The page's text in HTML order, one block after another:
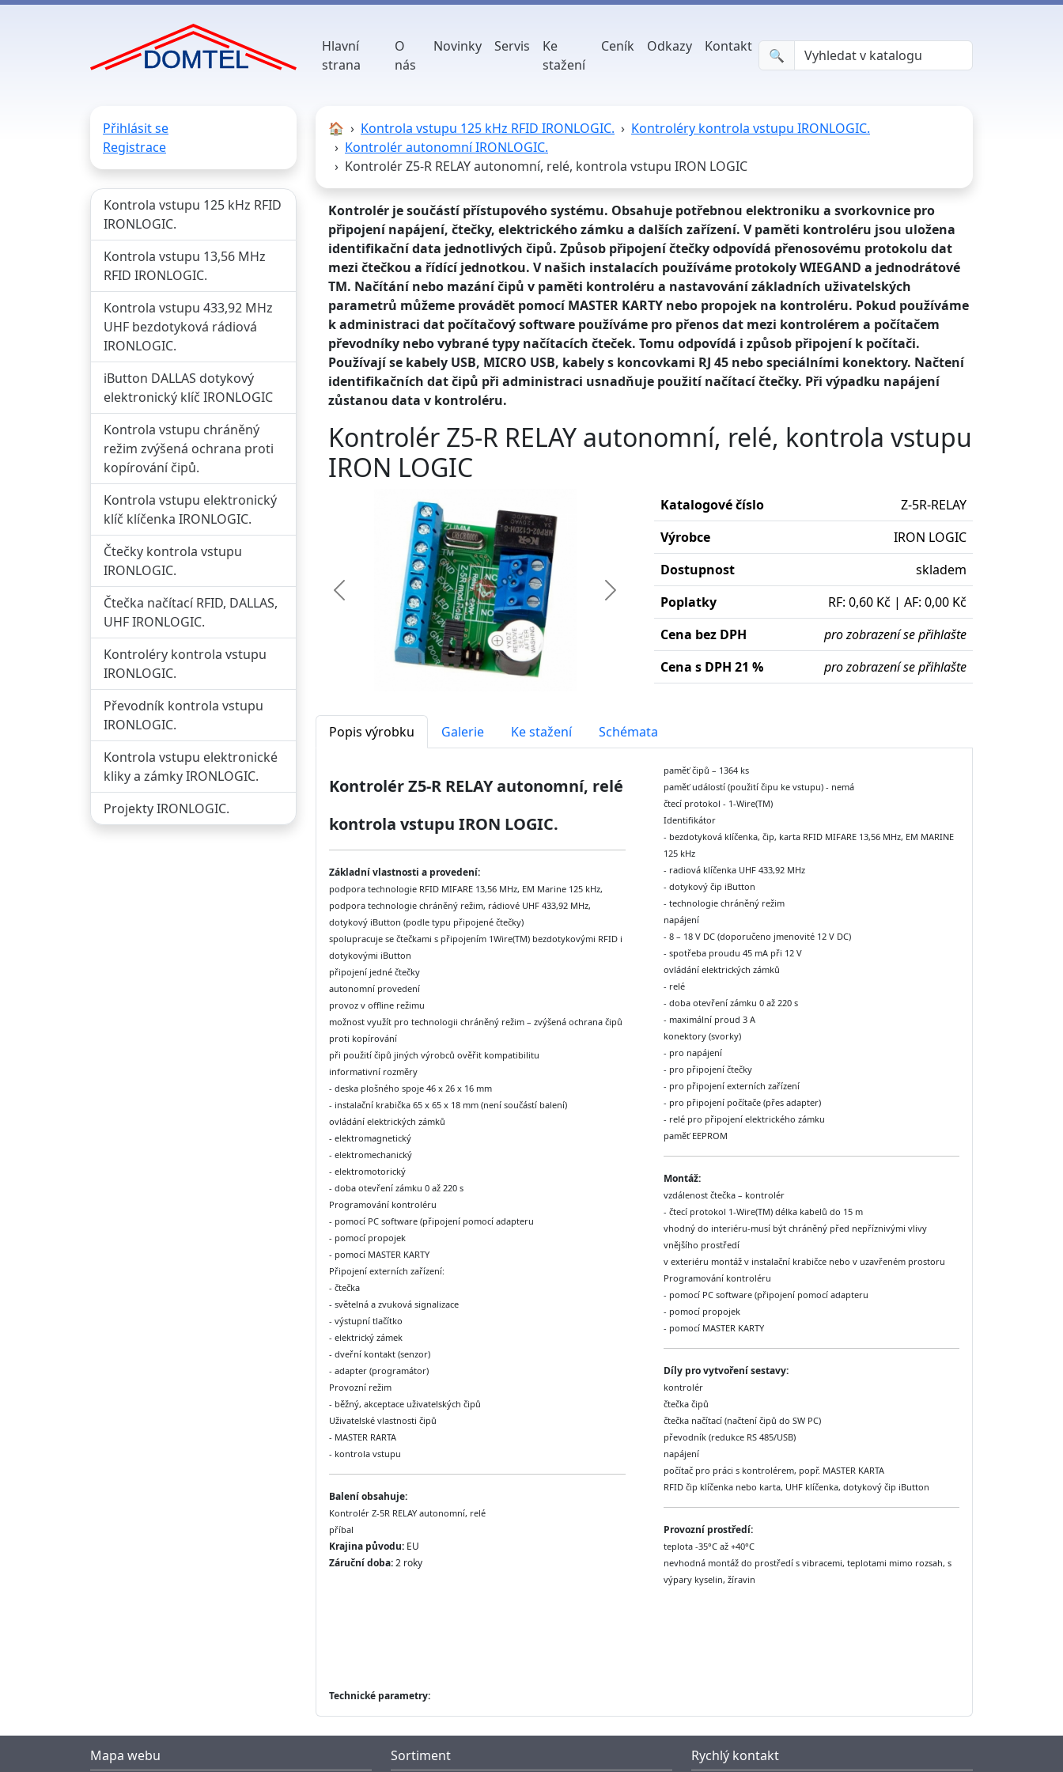
Hlavní
strana
O
nás
Novinky Servis
Ke
stažení
Ceník Odkazy Kontakt
🔍︎
Přihlásit se
Registrace
Kontrola vstupu 125 kHz RFID
IRONLOGIC.
Kontrola vstupu 13,56 MHz
RFID IRONLOGIC.
Kontrola vstupu 433,92 MHz
UHF bezdotyková rádiová
IRONLOGIC.
iButton DALLAS dotykový
elektronický klíč IRONLOGIC
Kontrola vstupu chráněný
režim zvýšená ochrana proti
kopírování čipů.
Kontrola vstupu elektronický
klíč klíčenka IRONLOGIC.
Čtečky kontrola vstupu
IRONLOGIC.
Čtečka načítací RFID, DALLAS,
UHF IRONLOGIC.
Kontroléry kontrola vstupu
IRONLOGIC.
Převodník kontrola vstupu
IRONLOGIC.
Kontrola vstupu elektronické
kliky a zámky IRONLOGIC.
Projekty IRONLOGIC.
🏠︎ Kontrola vstupu 125 kHz RFID IRONLOGIC.
Kontroléry kontrola vstupu IRONLOGIC.
Kontrolér autonomní IRONLOGIC.
Kontrolér Z5-R RELAY autonomní, relé, kontrola vstupu IRON LOGIC
Kontrolér je součástí přístupového systému. Obsahuje potřebnou elektroniku a svorkovnice pro
připojení napájení, čtečky, elektrického zámku a dalších zařízení. V paměti kontroléru jsou uložena
identifikační data jednotlivých čipů. Způsob připojení čtečky odpovídá přenosovému protokolu dat
mezi čtečkou a řídící jednotkou. V našich instalacích používáme protokoly WIEGAND a jednodrátové
TM. Načítání nebo mazání čipů v paměti kontroléru a nastavování základních uživatelských
parametrů můžeme provádět pomocí MASTER KARTY nebo propojek na kontroléru. Pokud používáme
k administraci dat počítačový software používáme pro přenos dat mezi kontrolérem a počítačem
převodníky nebo vybrané typy načítacích čteček. Tomu odpovídá i způsob připojení k počítači.
Používají se kabely USB, MICRO USB, kabely s koncovkami RJ 45 nebo speciálními konektory. Načtení
identifikačních dat čipů při administraci usnadňuje použití načítací čtečky. Při výpadku napájení
zůstanou data v kontroléru.
Kontrolér Z5-R RELAY autonomní, relé, kontrola vstupu
IRON LOGIC
Předchozí Další
Katalogové číslo
Z-5R-RELAY
Výrobce
IRON LOGIC
Dostupnost
skladem
Poplatky
RF: 0,60 Kč | AF: 0,00 Kč
Cena bez DPH
pro zobrazení se přihlašte
Cena s DPH 21 %
pro zobrazení se přihlašte
Popis výrobku Galerie Ke stažení Schémata
Kontrolér Z5-R RELAY autonomní, relé
kontrola vstupu IRON LOGIC.
Základní vlastnosti a provedení:
podpora technologie RFID MIFARE 13,56 MHz, EM Marine 125 kHz,
podpora technologie chráněný režim, rádiové UHF 433,92 MHz,
dotykový iButton (podle typu připojené čtečky)
spolupracuje se čtečkami s připojením 1Wire(TM) bezdotykovými RFID i
dotykovými iButton
připojení jedné čtečky
autonomní provedení
provoz v offline režimu
možnost využít pro technologii chráněný režim – zvýšená ochrana čipů
proti kopírování
při použití čipů jiných výrobců ověřit kompatibilitu
informativní rozměry
- deska plošného spoje 46 x 26 x 16 mm
- instalační krabička 65 x 65 x 18 mm (není součástí balení)
ovládání elektrických zámků
- elektromagnetický
- elektromechanický
- elektromotorický
- doba otevření zámku 0 až 220 s
Programování kontroléru
- pomocí PC software (připojení pomocí adapteru
- pomocí propojek
- pomocí MASTER KARTY
Připojení externích zařízení:
- čtečka
- světelná a zvuková signalizace
- výstupní tlačítko
- elektrický zámek
- dveřní kontakt (senzor)
- adapter (programátor)
Provozní režim
- běžný, akceptace uživatelských čipů
Uživatelské vlastnosti čipů
- MASTER RARTA
- kontrola vstupu
Balení obsahuje:
Kontrolér Z-5R RELAY autonomní, relé
příbal
Krajina původu: EU
Záruční doba:2 roky
Technické parametry:
paměť čipů – 1364 ks
paměť událostí (použití čipu ke vstupu) - nemá
čtecí protokol - 1-Wire(TM)
Identifikátor
- bezdotyková klíčenka, čip, karta RFID MIFARE 13,56 MHz, EM MARINE
125 kHz
- radiová klíčenka UHF 433,92 MHz
- dotykový čip iButton
- technologie chráněný režim
napájení
- 8 – 18 V DC (doporučeno jmenovité 12 V DC)
- spotřeba proudu 45 mA při 12 V
ovládání elektrických zámků
- relé
- doba otevření zámku 0 až 220 s
- maximální proud 3 A
konektory (svorky)
- pro napájení
- pro připojení čtečky
- pro připojení externích zařízení
- pro připojení počítače (přes adapter)
- relé pro připojení elektrického zámku
paměť EEPROM
Montáž:
vzdálenost čtečka – kontrolér
- čtecí protokol 1-Wire(TM) délka kabelů do 15 m
vhodný do interiéru-musí být chráněný před nepříznivými vlivy
vnějšího prostředí
v exteriéru montáž v instalační krabičce nebo v uzavřeném prostoru
Programování kontroléru
- pomocí PC software (připojení pomocí adapteru
- pomocí propojek
- pomocí MASTER KARTY
Díly pro vytvoření sestavy:
kontrolér
čtečka čipů
čtečka načítací (načtení čipů do SW PC)
převodník (redukce RS 485/USB)
napájení
počítač pro práci s kontrolérem, popř. MASTER KARTA
RFID čip klíčenka nebo karta, UHF klíčenka, dotykový čip iButton
Provozní prostředí:
teplota -35°C až +40°C
nevhodná montáž do prostředí s vibracemi, teplotami mimo rozsah, s
výpary kyselin, žíravin
Mapa webu Sortiment Rychlý kontakt